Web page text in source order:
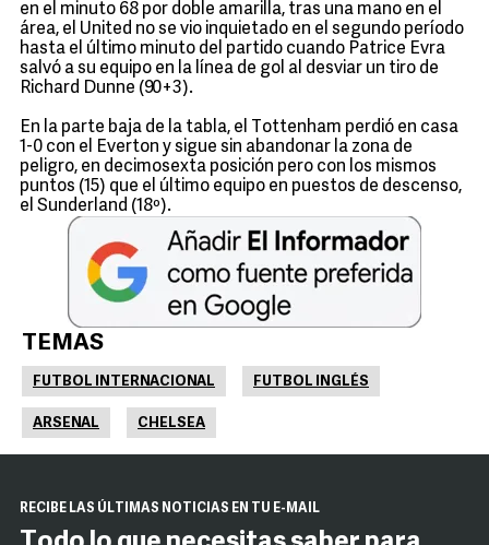
en el minuto 68 por doble amarilla, tras una mano en el
área, el United no se vio inquietado en el segundo período
hasta el último minuto del partido cuando Patrice Evra
salvó a su equipo en la línea de gol al desviar un tiro de
Richard Dunne (90+3).
En la parte baja de la tabla, el Tottenham perdió en casa
1-0 con el Everton y sigue sin abandonar la zona de
peligro, en decimosexta posición pero con los mismos
puntos (15) que el último equipo en puestos de descenso,
el Sunderland (18º).
TEMAS
FUTBOL INTERNACIONAL FUTBOL INGLÉS
ARSENAL CHELSEA
RECIBE LAS ÚLTIMAS NOTICIAS EN TU E-MAIL